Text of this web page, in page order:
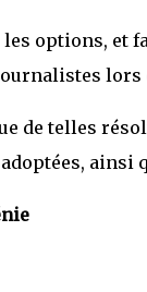
les options, et
lors
de telles
ainsi